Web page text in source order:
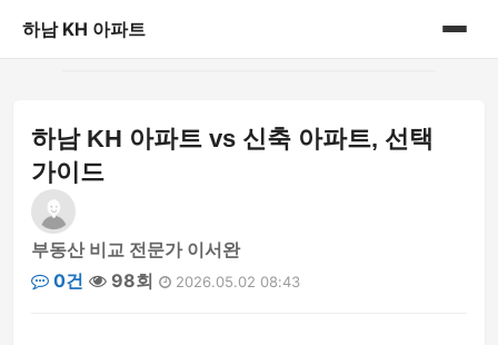
하남 KH 아파트
게시판
하남 KH 아파트 vs 신축 아파트, 선택
가이드
부동산 비교 전문가 이서완
0건
98회 2026.05.02 08:43